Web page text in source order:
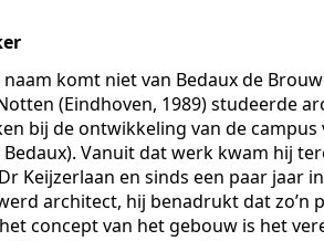
naam komt niet van Bedaux de
(Eindhoven, 1989) studeerde
bij de ontwikkeling van de
Bedaux). Vanuit dat werk kwam hij
Keijzerlaan en sinds een paar
architect, hij benadrukt dat
concept van het gebouw is het